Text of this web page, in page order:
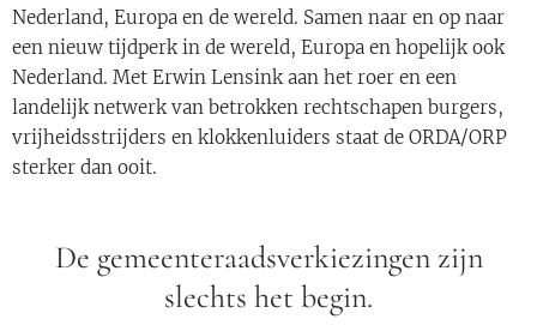
Nederland, Europa en de wereld. Samen naar en op naar
een nieuw tijdperk in de wereld, Europa en hopelijk ook
Nederland. Met Erwin Lensink aan het roer en een
landelijk netwerk van betrokken rechtschapen burgers,
vrijheidsstrijders en klokkenluiders staat de ORDA/ORP
sterker dan ooit.
De gemeenteraadsverkiezingen zijn
slechts het begin.